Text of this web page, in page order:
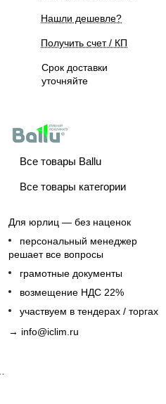
Нашли дешевле?
Получить счет / КП
Срок доставки
уточняйте
Все товары Ballu
Все товары категории
Для юрлиц — без наценок
персональный менеджер
решает все вопросы
грамотные документы
возмещение НДС 22%
участвуем в тендерах / торгах
→ info@iclim.ru